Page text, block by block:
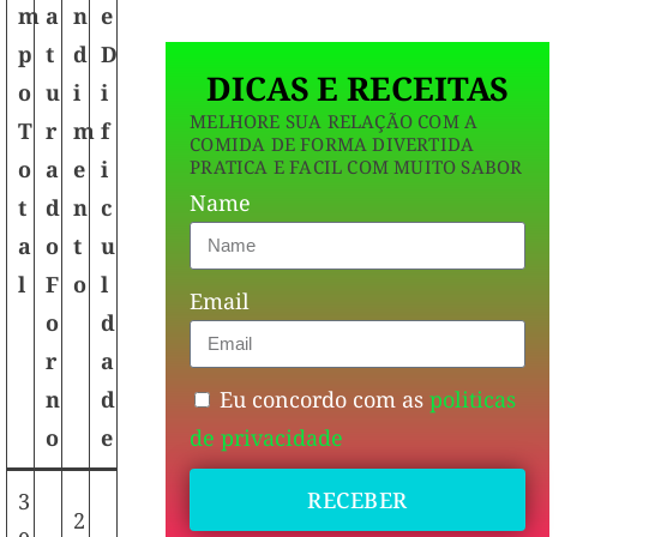
m
p
o
T
o
t
a
l
a
t
u
r
a
d
o
F
o
r
n
o
n
d
i
m
e
n
t
o
e
D
i
f
i
c
u
l
d
a
d
e
3
2
DICAS E RECEITAS
MELHORE SUA RELAÇÃO COM A
COMIDA DE FORMA DIVERTIDA
PRATICA E FACIL COM MUITO SABOR
Name
Email
Eu concordo com aspoliticas
de privacidade
RECEBER